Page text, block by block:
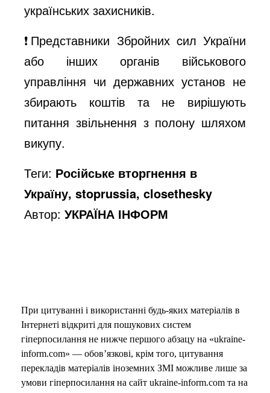
українських захисників.
❗️Представники Збройних cил України
або інших органів військового
управління чи державних установ не
збирають коштів та не вирішують
питання звільнення з полону шляхом
викупу.
Теги: Російське вторгнення в
Україну, stoprussia, closethesky
Автор:УКРАЇНА ІНФОРМ
При цитуванні і використанні будь-яких матеріалів в
Інтернеті відкриті для пошукових систем
гіперпосилання не нижче першого абзацу на «ukraine-
inform.com» — обов’язкові, крім того, цитування
перекладів матеріалів іноземних ЗМІ можливе лише за
умови гіперпосилання на сайт ukraine-inform.com та на